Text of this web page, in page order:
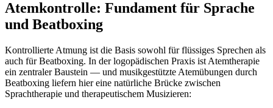
Atemkontrolle: Fundament für Sprache
und Beatboxing
Kontrollierte Atmung ist die Basis sowohl für flüssiges Sprechen als
auch für Beatboxing. In der logopädischen Praxis ist Atemtherapie
ein zentraler Baustein — und musikgestützte Atemübungen durch
Beatboxing liefern hier eine natürliche Brücke zwischen
Sprachtherapie und therapeutischem Musizieren: